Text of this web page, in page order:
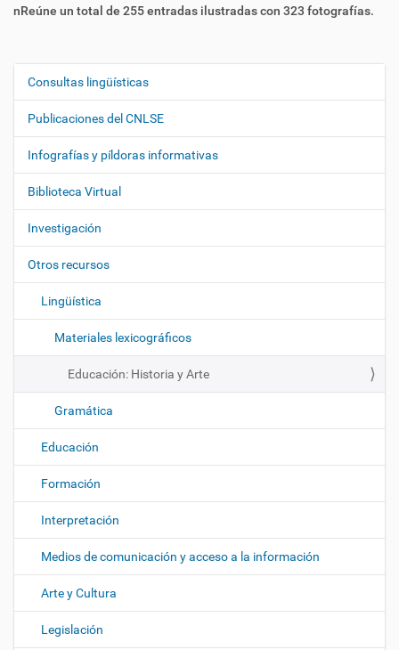
nReúne un total de 255 entradas ilustradas con 323 fotografías.
N
e
g
a
c
i
ó
n
Consultas lingüísticas
Publicaciones del CNLSE
Infografías y píldoras informativas
Biblioteca Virtual
Investigación
Otros recursos
Lingüística
Materiales lexicográficos
Educación: Historia y Arte
Gramática
Educación
Formación
Interpretación
Medios de comunicación y acceso a la información
Arte y Cultura
Legislación